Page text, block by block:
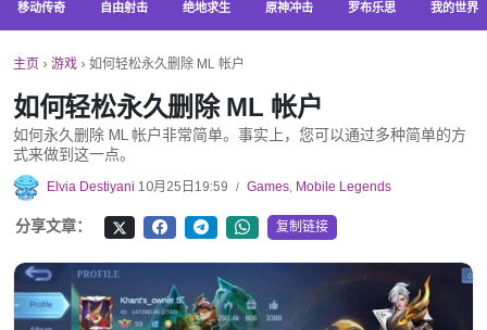
移动传奇 自由射击 绝地求生 原神冲击 罗布乐思 我的世界
主页 › 游戏 › 如何轻松永久删除 ML 帐户
如何轻松永久删除 ML 帐户
如何永久删除 ML 帐户非常简单。事实上，您可以通过多种简单的方
式来做到这一点。
Elvia Destiyani 10月25日19:59 / Games, Mobile Legends
分享文章： 复制链接